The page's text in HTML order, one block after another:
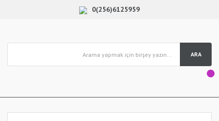
0(256)6125959
ARA